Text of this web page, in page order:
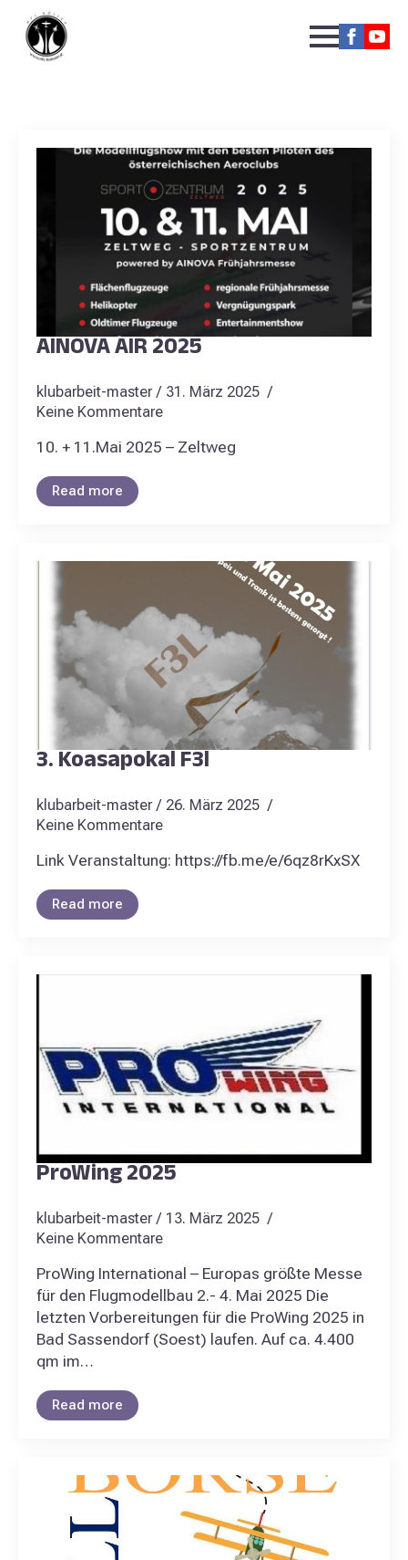
Kategorie: Veranstaltungen
AINOVA AIR 2025
klubarbeit-master
31. März 2025
Keine Kommentare
10. + 11.Mai 2025 – Zeltweg
Read more
3. Koasapokal F3l
klubarbeit-master
26. März 2025
Keine Kommentare
Link Veranstaltung: https://fb.me/e/6qz8rKxSX
Read more
ProWing 2025
klubarbeit-master
13. März 2025
Keine Kommentare
ProWing International – Europas größte Messe
für den Flugmodellbau 2.- 4. Mai 2025 Die
letzten Vorbereitungen für die ProWing 2025 in
Bad Sassendorf (Soest) laufen. Auf ca. 4.400
qm im…
Read more